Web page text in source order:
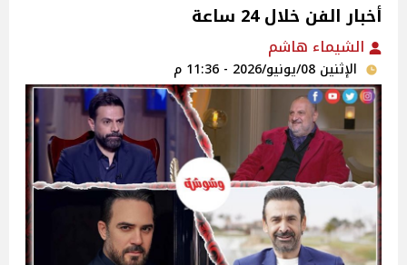
أخبار الفن خلال 24 ساعة
الشيماء هاشم
الإثنين 08/يونيو/2026 - 11:36 م